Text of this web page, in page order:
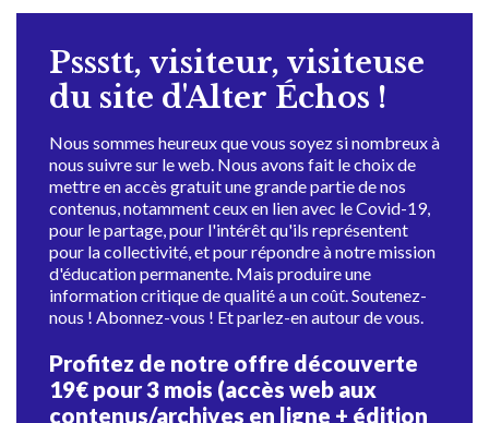
Pssstt, visiteur, visiteuse
du site d'Alter Échos !
Nous sommes heureux que vous soyez si nombreux à
nous suivre sur le web. Nous avons fait le choix de
mettre en accès gratuit une grande partie de nos
contenus, notamment ceux en lien avec le Covid-19,
pour le partage, pour l'intérêt qu'ils représentent
pour la collectivité, et pour répondre à notre mission
d'éducation permanente. Mais produire une
information critique de qualité a un coût. Soutenez-
nous ! Abonnez-vous ! Et parlez-en autour de vous.
Profitez de notre offre découverte
19€ pour 3 mois (accès web aux
contenus/archives en ligne + édition